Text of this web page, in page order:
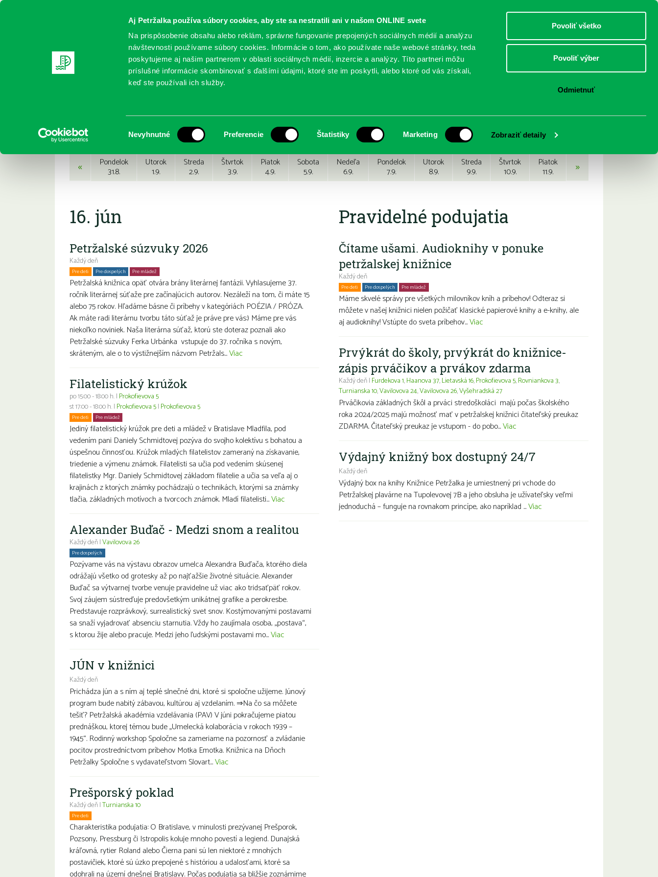
Aj Petržalka používa súbory cookies, aby ste sa nestratili ani v našom ONLINE svete
Na prispôsobenie obsahu alebo reklám, správne fungovanie prepojených sociálnych médií a analýzu
návštevnosti používame súbory cookies. Informácie o tom, ako používate naše webové stránky, teda
poskytujeme aj našim partnerom v oblasti sociálnych médií, inzercie a analýzy. Títo partneri môžu
príslušné informácie skombinovať s ďalšími údajmi, ktoré ste im poskytli, alebo ktoré od vás získali,
keď ste používali ich služby.
súhlasu
Nevyhnutné Preferencie Štatistiky Marketing Zobraziť detaily
Povoliť všetko
Povoliť výber
Odmietnuť
DOSPELÍ
REGISTRUJTE SA ONLINE KATALÓGY SLUŽBY PODUJATIA POBOČKY O KNIŽNICI
Podujatia
« Pondelok
31.8.
Utorok
1.9.
Streda
2.9.
Štvrtok
3.9.
Piatok
4.9.
Sobota
5.9.
Nedeľa
6.9.
Pondelok
7.9.
Utorok
8.9.
Streda
9.9.
Štvrtok
10.9.
Piatok
11.9. »
16. jún
Petržalské súzvuky 2026
Každý deň
Pre deti Pre dospelých Pre mládež
Petržalská knižnica opäť otvára brány literárnej fantázii. Vyhlasujeme 37.
ročník literárnej súťaže pre začínajúcich autorov. Nezáleží na tom, či máte 15
alebo 75 rokov. Hľadáme básne či príbehy v kategóriách POÉZIA / PRÓZA.
Ak máte radi literárnu tvorbu táto súťaž je práve pre vás:) Máme pre vás
niekoľko noviniek. Naša literárna súťaž, ktorú ste doteraz poznali ako
Petržalské súzvuky Ferka Urbánka vstupuje do 37. ročníka s novým,
skráteným, ale o to výstižnejším názvom Petržals...Viac
Filatelistický krúžok
po 15:00 - 18:00 h. | Prokofievova 5
st 17:00 - 18:00 h. | Prokofievova 5| Prokofievova 5
Pre deti Pre mládež
Jediný filatelistický krúžok pre deti a mládež v Bratislave Mladfila, pod
vedením pani Daniely Schmidtovej pozýva do svojho kolektívu s bohatou a
úspešnou činnosťou. Krúžok mladých filatelistov zameraný na získavanie,
triedenie a výmenu známok. Filatelisti sa učia pod vedením skúsenej
filatelistky Mgr. Daniely Schmidtovej základom filatelie a učia sa veľa aj o
krajinách z ktorých známky pochádzajú o technikách, ktorými sa známky
tlačia, základných motívoch a tvorcoch známok. Mladí filatelisti...Viac
Alexander Buďač - Medzi snom a realitou
Každý deň |Vavilovova 26
Pre dospelých
Pozývame vás na výstavu obrazov umelca Alexandra Buďača, ktorého diela
odrážajú všetko od grotesky až po najťažšie životné situácie. Alexander
Buďač sa výtvarnej tvorbe venuje pravidelne už viac ako tridsaťpäť rokov.
Svoj záujem sústreďuje predovšetkým unikátnej grafike a perokresbe.
Predstavuje rozprávkový, surrealistický svet snov. Kostýmovanými postavami
sa snaží vyjadrovať absenciu starnutia. Vždy ho zaujímala osoba, „postava“,
s ktorou žije alebo pracuje. Medzi jeho ľudskými postavami mo...Viac
JÚN v knižnici
Každý deň
Prichádza jún a s ním aj teplé slnečné dni, ktoré si spoločne užijeme. Júnový
program bude nabitý zábavou, kultúrou aj vzdelaním. ⇒Na čo sa môžete
tešiť? Petržalská akadémia vzdelávania (PAV) V júni pokračujeme piatou
prednáškou, ktorej témou bude „Umelecká kolaborácia v rokoch 1939 –
1945“. Rodinný workshop Spoločne sa zameriame na pozornosť a zvládanie
pocitov prostredníctvom príbehov Motka Emotka. Knižnica na Dňoch
Petržalky Spoločne s vydavateľstvom Slovart...Viac
Prešporský poklad
Každý deň |Turnianska 10
Pre deti
Charakteristika podujatia: O Bratislave, v minulosti prezývanej Prešporok,
Pozsony, Pressburg či Istropolis koluje mnoho povestí a legiend. Dunajská
kráľovná, rytier Roland alebo Čierna pani sú len niektoré z mnohých
postavičiek, ktoré sú úzko prepojené s históriou a udalosťami, ktoré sa
odohrali na území dnešnej Bratislavy. Počas podujatia sa bližšie zoznámime
Pravidelné podujatia
Čítame ušami. Audioknihy v ponuke
petržalskej knižnice
Každý deň
Pre deti Pre dospelých Pre mládež
Máme skvelé správy pre všetkých milovníkov kníh a príbehov! Odteraz si
môžete v našej knižnici nielen požičať klasické papierové knihy a e-knihy, ale
aj audioknihy! Vstúpte do sveta príbehov...Viac
Prvýkrát do školy, prvýkrát do knižnice-
zápis prváčikov a prvákov zdarma
Každý deň | Furdekova 1,Haanova 37,Lietavská 16,Prokofievova 5,Rovniankova 3,
Turnianska 10,Vavilovova 24,Vavilovova 26,Vyšehradská 27
Prváčikovia základných škôl a prváci stredoškoláci majú počas školského
roka 2024/2025 majú možnosť mať v petržalskej knižnici čitateľský preukaz
ZDARMA. Čitateľský preukaz je vstupom - do pobo...Viac
Výdajný knižný box dostupný 24/7
Každý deň
Výdajný box na knihy Knižnice Petržalka je umiestnený pri vchode do
Petržalskej plavárne na Tupolevovej 7B a jeho obsluha je užívateľsky veľmi
jednoduchá – funguje na rovnakom princípe, ako napríklad ...Viac